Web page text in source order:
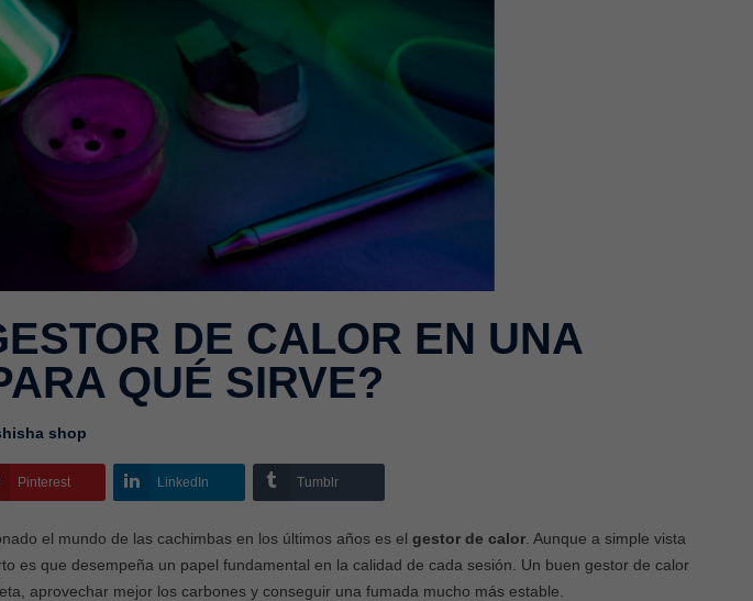
DE CALOR EN UNA
QUÉ SIRVE?
shop
Pinterest LinkedIn Tumblr
el mundo de las cachimbas en los últimos años es el gestor de calor . Aunque a simple vista
es que desempeña un papel fundamental en la calidad de cada sesión. Un buen gestor de calor
aprovechar mejor los carbones y conseguir una fumada mucho más estable.